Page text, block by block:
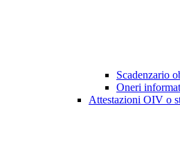
Scadenzario
Oneri
Attestazioni OIV o